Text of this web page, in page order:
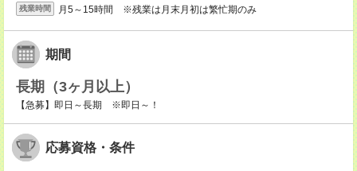
残業時間 月5～15時間 ※残業は月末月初は繁忙期のみ
期間
長期（3ヶ月以上）
【急募】即日～長期 ※即日～！
応募資格・条件